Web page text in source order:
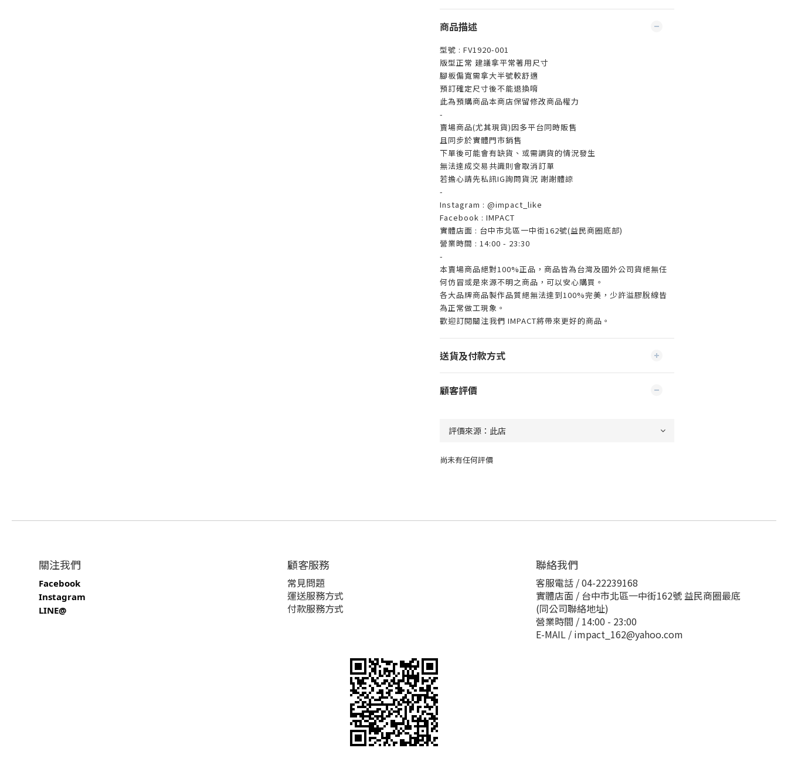
商品描述
型號 : FV1920-001
版型正常 建議拿平常著用尺寸
腳板偏寬需拿大半號較舒適
預訂確定尺寸後不能退換唷
此為預購商品本商店保留修改商品權力
-
賣場商品(尤其現貨)因多平台同時販售
且同步於實體門市銷售
下單後可能會有缺貨、或需調貨的情況發生
無法達成交易共識則會取消訂單
若擔心請先私訊IG詢問貨況 謝謝體諒
-
Instagram : @impact_like
Facebook : IMPACT
實體店面 : 台中市北區一中街162號(益民商圈底部)
營業時間 : 14:00 - 23:30
-
本賣場商品絕對100%正品，商品皆為台灣及國外公司貨絕無任
何仿冒或是來源不明之商品，可以安心購買。
各大品牌商品製作品質絕無法達到100%完美，少許溢膠脫線皆
為正常做工現象。
歡迎訂閱關注我們 IMPACT將帶來更好的商品。
送貨及付款方式
顧客評價
尚未有任何評價
關注我們
Facebook
Instagram
LINE@
顧客服務
常見問題
運送服務方式
付款服務方式
聯絡我們
客服電話 / 04-22239168
實體店面 / 台中市北區一中街162號 益民商圈最底
(同公司聯絡地址)
營業時間 / 14:00 - 23:00
E-MAIL / impact_162@yahoo.com